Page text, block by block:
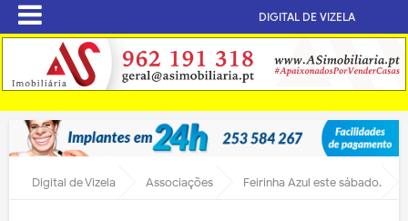
DIGITAL DE VIZELA
Digital de Vizela Associações Feirinha Azul este sábado